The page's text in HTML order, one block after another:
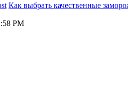
Как выбрать качественные
PM